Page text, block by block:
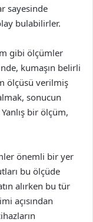
sayesinde
bulabilirler.
gibi ölçümler
kumaşın belirli
ölçüsü verilmiş
sonucun
bir ölçüm,
önemli bir yer
bu ölçüde
alırken bu tür
açısından